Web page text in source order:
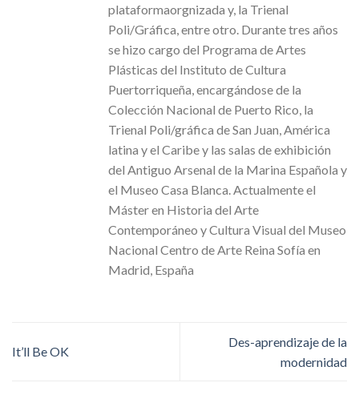
plataformaorgnizada y, la Trienal
Poli/Gráfica, entre otro. Durante tres años
se hizo cargo del Programa de Artes
Plásticas del Instituto de Cultura
Puertorriqueña, encargándose de la
Colección Nacional de Puerto Rico, la
Trienal Poli/gráfica de San Juan, América
latina y el Caribe y las salas de exhibición
del Antiguo Arsenal de la Marina Española y
el Museo Casa Blanca. Actualmente el
Máster en Historia del Arte
Contemporáneo y Cultura Visual del Museo
Nacional Centro de Arte Reina Sofía en
Madrid, España
It’ll Be OK
Des-aprendizaje de la
modernidad